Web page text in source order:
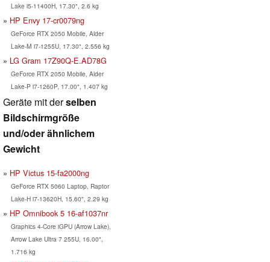
Lake i5-11400H, 17.30", 2.6 kg
HP Envy 17-cr0079ng
GeForce RTX 2050 Mobile, Alder
Lake-M i7-1255U, 17.30", 2.556 kg
LG Gram 17Z90Q-E.AD78G
GeForce RTX 2050 Mobile, Alder
Lake-P i7-1260P, 17.00", 1.407 kg
Geräte mit derselben
Bildschirmgröße
und/oder ähnlichem
Gewicht
HP Victus 15-fa2000ng
GeForce RTX 5060 Laptop, Raptor
Lake-H i7-13620H, 15.60", 2.29 kg
HP Omnibook 5 16-af1037nr
Graphics 4-Core iGPU (Arrow Lake),
Arrow Lake Ultra 7 255U, 16.00",
1.716 kg